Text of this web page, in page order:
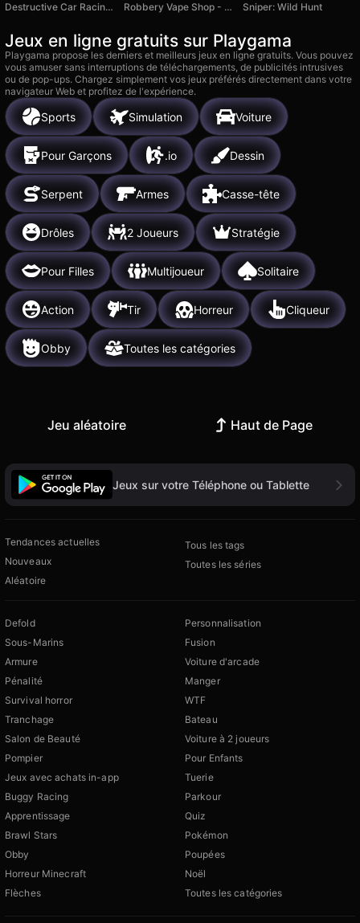
Destructive Car Racing Slope
Robbery Vape Shop - For Two Players! Sniper: Wild Hunt
Jeux en ligne gratuits sur Playgama
Playgama propose les derniers et meilleurs jeux en ligne gratuits. Vous pouvez
vous amuser sans interruptions de téléchargements, de publicités intrusives
ou de pop-ups. Chargez simplement vos jeux préférés directement dans votre
navigateur Web et profitez de l'expérience.
Sports Simulation Voiture
Pour Garçons .io Dessin
Serpent Armes Casse-tête
Drôles 2 Joueurs Stratégie
Pour Filles Multijoueur Solitaire
Action Tir Horreur Cliqueur
Obby Toutes les catégories
Jeu aléatoire Haut de Page
Jeux sur votre Téléphone ou Tablette
Tendances actuelles
Nouveaux
Aléatoire
Tous les tags
Toutes les séries
Defold
Sous-Marins
Armure
Pénalité
Survival horror
Tranchage
Salon de Beauté
Pompier
Jeux avec achats in-app
Buggy Racing
Apprentissage
Brawl Stars
Obby
Horreur Minecraft
Flèches
Personnalisation
Fusion
Voiture d'arcade
Manger
WTF
Bateau
Voiture à 2 joueurs
Pour Enfants
Tuerie
Parkour
Quiz
Pokémon
Poupées
Noël
Toutes les catégories